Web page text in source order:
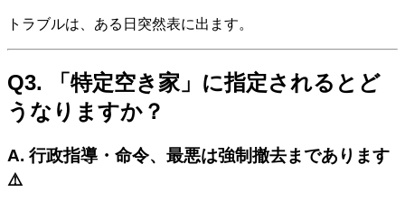
トラブルは、ある日突然表に出ます。
Q3. 「特定空き家」に指定されるとど
うなりますか？
A. 行政指導・命令、最悪は強制撤去まであります
⚠️